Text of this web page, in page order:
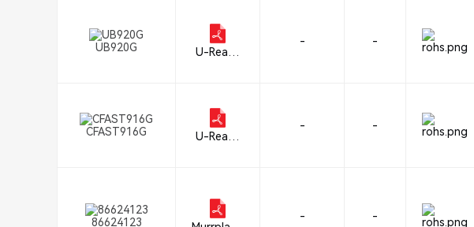
UB920G
U-Reach
- -
CFAST916G
U-Reach
- -
86624123 - -